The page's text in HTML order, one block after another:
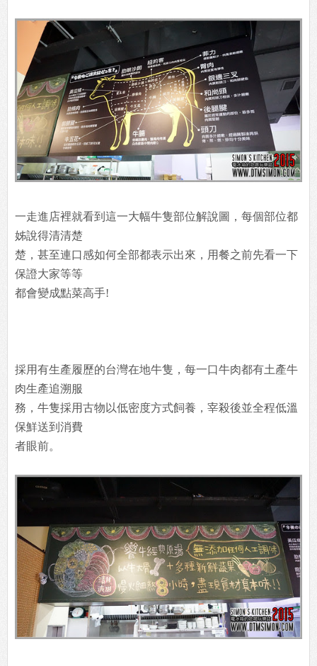
一走進店裡就看到這一大幅牛隻部位解說圖，每個部位都
姊說得清清楚
楚，甚至連口感如何全部都表示出來，用餐之前先看一下
保證大家等等
都會變成點菜高手!
採用有生產履歷的台灣在地牛隻，每一口牛肉都有土產牛
肉生產追溯服
務，牛隻採用古物以低密度方式飼養，宰殺後並全程低溫
保鮮送到消費
者眼前。